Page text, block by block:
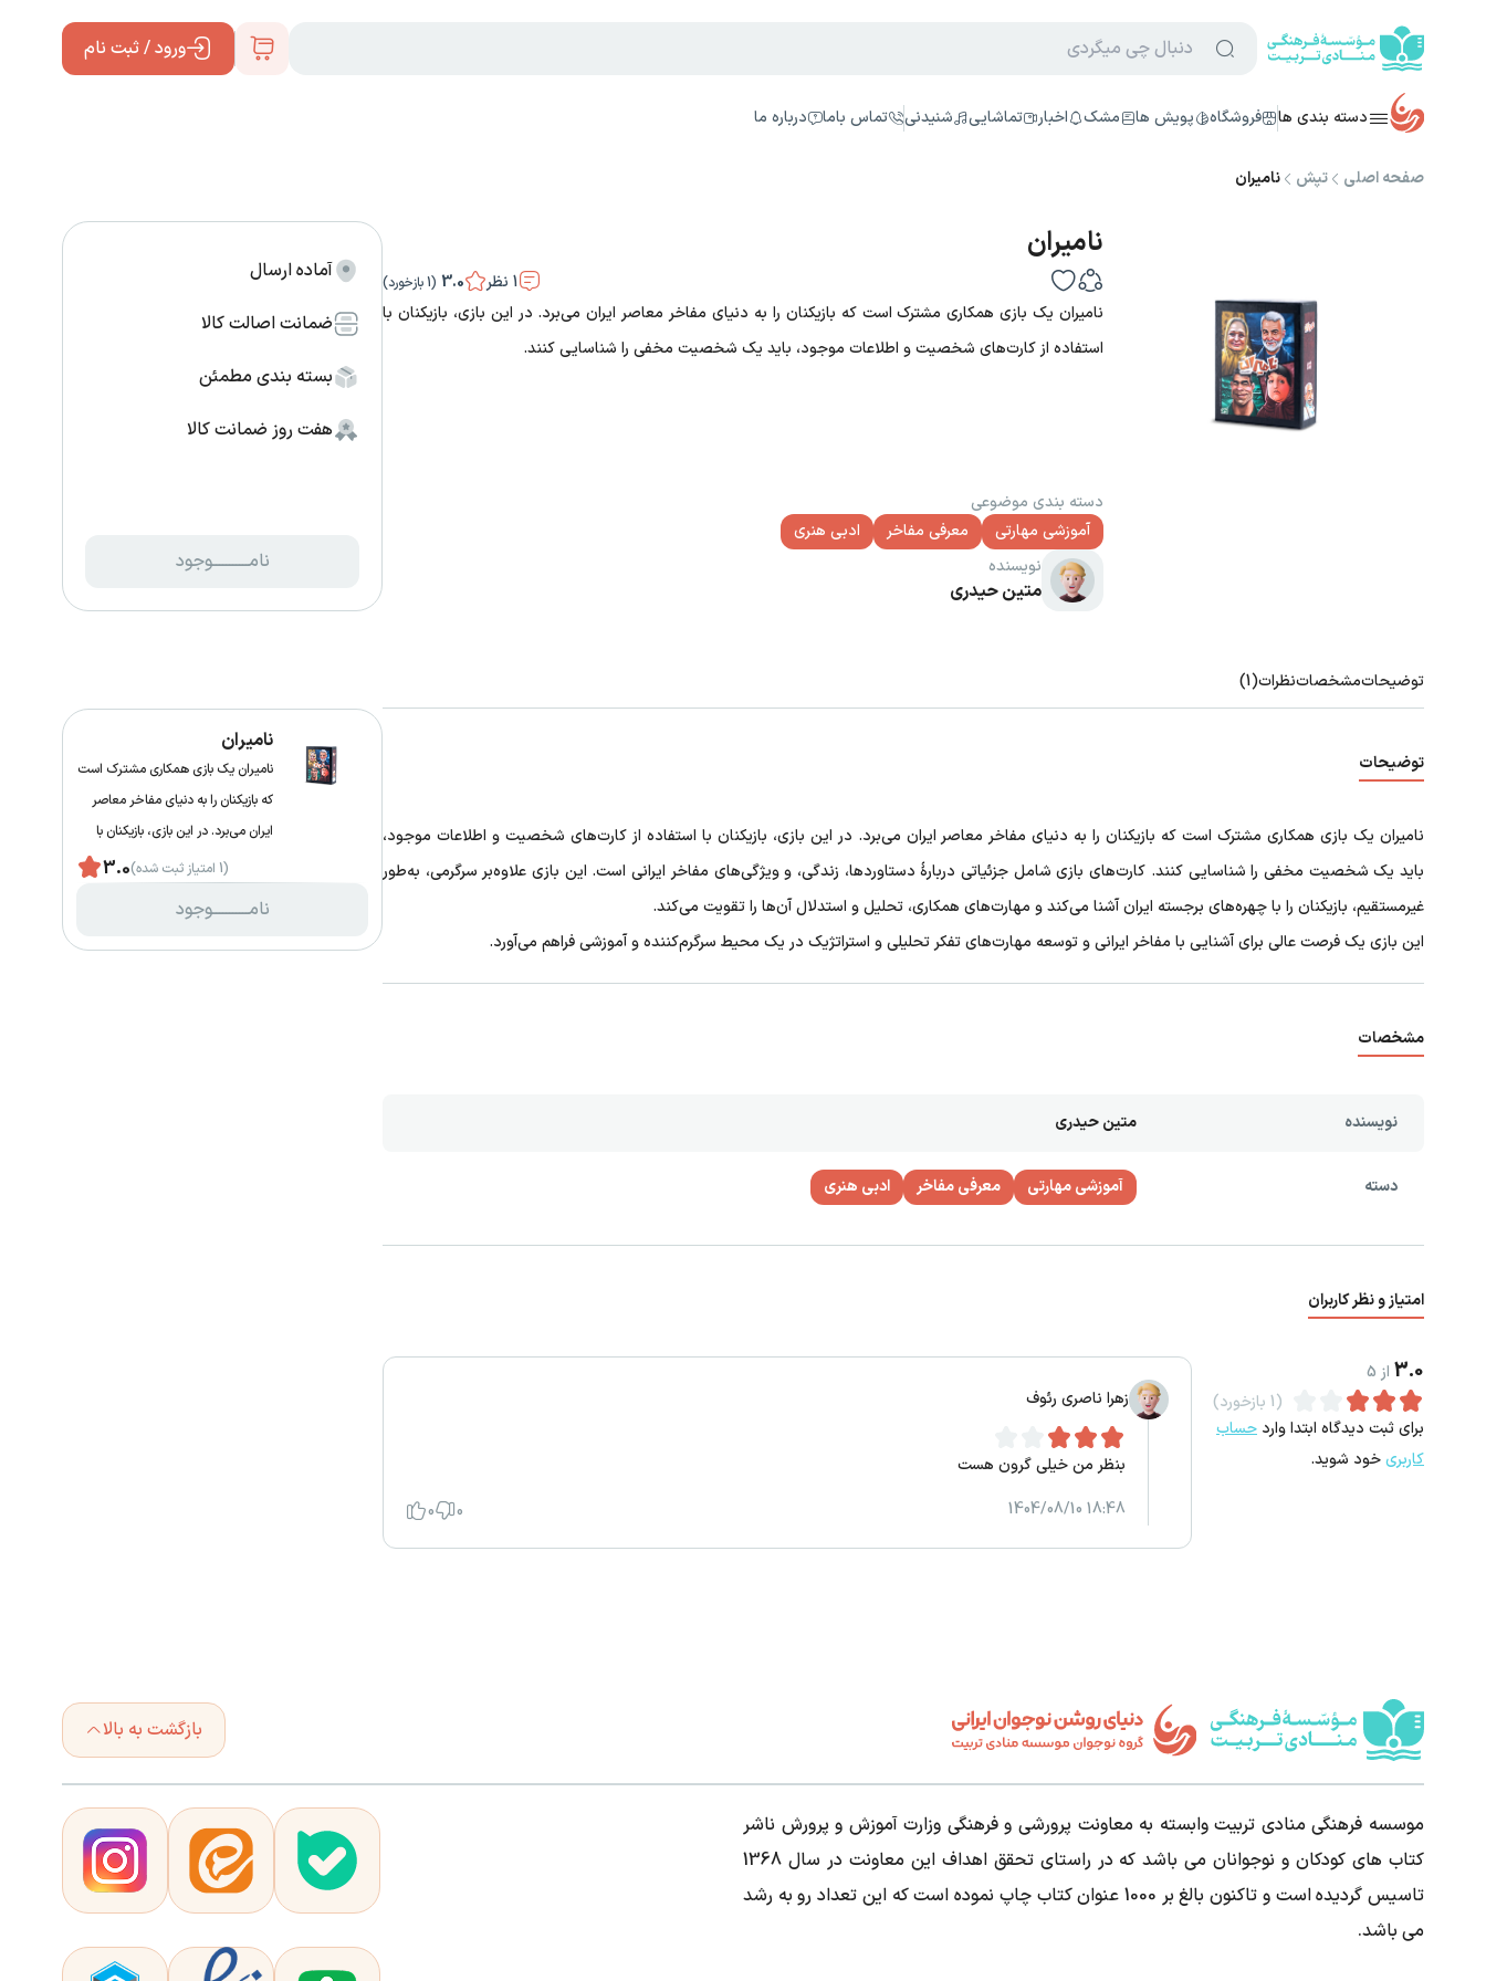
ورود / ثبت نام
دسته بندی ها فروشگاه پویش ها مشک اخبار تماشایی شنیدنی تماس باما درباره ما
صفحه اصلی تپش نامیران
نامیران
1 نظر 3.0 (1 بازخورد)
نامیران یک بازی همکاری مشترک است که بازیکنان را به دنیای مفاخر معاصر ایران می‌برد. در این بازی، بازیکنان با
استفاده از کارت‌های شخصیت و اطلاعات موجود، باید یک شخصیت مخفی را شناسایی کنند.
دسته بندی موضوعی
آموزشی مهارتی
معرفی مفاخر
ادبی هنری
نویسنده
متین حیدری
آماده ‌ارسال
ضمانت‌ اصالت ‌کالا
بسته ‌بندی‌ مطمئن
هفت ‌روز ‌ضمانت ‌کالا
نامـــــــــــوجود
توضیحاتمشخصاتنظرات(1)
توضیحات
نامیران یک بازی همکاری مشترک است که بازیکنان را به دنیای مفاخر معاصر ایران می‌برد. در این بازی، بازیکنان با استفاده از کارت‌های شخصیت و اطلاعات موجود،
باید یک شخصیت مخفی را شناسایی کنند. کارت‌های بازی شامل جزئیاتی دربارۀ دستاوردها، زندگی، و ویژگی‌های مفاخر ایرانی است. این بازی علاوه‌بر سرگرمی، به‌طور
غیرمستقیم، بازیکنان را با چهره‌های برجسته ایران آشنا می‌کند و مهارت‌های همکاری، تحلیل و استدلال آن‌ها را تقویت می‌کند.
این بازی یک فرصت عالی برای آشنایی با مفاخر ایرانی و توسعه مهارت‌های تفکر تحلیلی و استراتژیک در یک محیط سرگرم‌کننده و آموزشی فراهم می‌آورد.
مشخصات
نویسنده متین حیدری
دسته آموزشی مهارتی معرفی مفاخر ادبی هنری
امتیاز و نظر کاربران
3.0 از 5
(1 بازخورد)
برای ثبت دیدگاه ابتدا وارد حساب
کاربریخود شوید.
زهرا ناصری رئوف
بنظر من خیلی گرون هست
18:48 1404/08/10
0
0
نامیران
نامیران یک بازی همکاری مشترک است
که بازیکنان را به دنیای مفاخر معاصر
ایران می‌برد. در این بازی، بازیکنان با
(1 امتیاز ثبت شده)
3.0
نامـــــــــــوجود
بازگشت به بالا
موسسه فرهنگی منادی تربیت وابسته به معاونت پرورشی و فرهنگی وزارت آموزش و پرورش ناشر
کتاب های کودکان و نوجوانان می باشد که در راستای تحقق اهداف این معاونت در سال 1368
تاسیس گردیده است و تاکنون بالغ بر 1000 عنوان کتاب چاپ نموده است که این تعداد رو به رشد
می باشد.